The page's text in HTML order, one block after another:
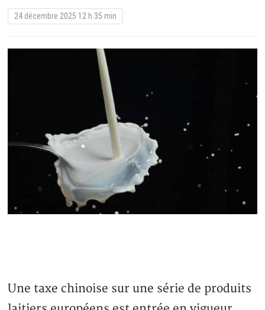
24 décembre 2025 12 h 35 min
Une taxe chinoise sur une série de produits